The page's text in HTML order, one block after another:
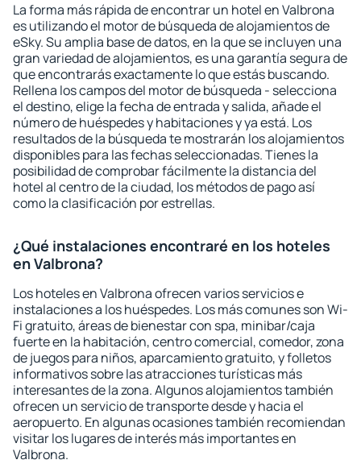
La forma más rápida de encontrar un hotel en Valbrona
es utilizando el motor de búsqueda de alojamientos de
eSky. Su amplia base de datos, en la que se incluyen una
gran variedad de alojamientos, es una garantía segura de
que encontrarás exactamente lo que estás buscando.
Rellena los campos del motor de búsqueda - selecciona
el destino, elige la fecha de entrada y salida, añade el
número de huéspedes y habitaciones y ya está. Los
resultados de la búsqueda te mostrarán los alojamientos
disponibles para las fechas seleccionadas. Tienes la
posibilidad de comprobar fácilmente la distancia del
hotel al centro de la ciudad, los métodos de pago así
como la clasificación por estrellas.
¿Qué instalaciones encontraré en los hoteles
en Valbrona?
Los hoteles en Valbrona ofrecen varios servicios e
instalaciones a los huéspedes. Los más comunes son Wi-
Fi gratuito, áreas de bienestar con spa, minibar/caja
fuerte en la habitación, centro comercial, comedor, zona
de juegos para niños, aparcamiento gratuito, y folletos
informativos sobre las atracciones turísticas más
interesantes de la zona. Algunos alojamientos también
ofrecen un servicio de transporte desde y hacia el
aeropuerto. En algunas ocasiones también recomiendan
visitar los lugares de interés más importantes en
Valbrona.